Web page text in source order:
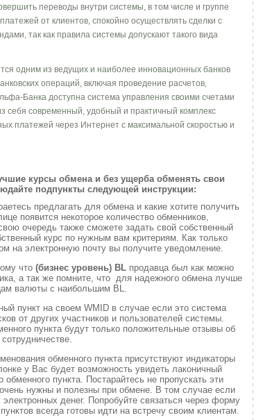
переводы внутри системы, в том числе и группе
от клиентов, спокойно осуществлять сделки с
так как правила системы допускают такого вида
одним из ведущих и наиболее инновационных банков
операций, включая проведение расчетов,
Банка доступна система управления своими счетами
себя современный, удобный и практичный комплекс
платежей через Интернет с максимальной скоростью и
курсы обмена и без ущерба обменять свои
подпункты следующей инструкции:
предлагать для обмена и какие хотите получить
появится некоторое количество обменников,
очередь также сможете задать свой собственный
курс по нужным вам критериям. Как только
на электронную почту вы получите уведомление.
что (бизнес уровень) BL продавца был как можно
а так же помните, что для надежного обмена лучше
валюты с наибольшим BL.
пункт на своем WMID в случае если это система
от других участников и пользователей системы.
пункта будут только положительные отзывы об
обменного пункта присутствуют индикаторы
у Вас будет возможность увидеть лаконичный
пункта. Постарайтесь не пропускать эти
нужны и полезны при обмене. В том случае если
денег. Попробуйте связаться через форму
всегда готовы идти на встречу своим клиентам.